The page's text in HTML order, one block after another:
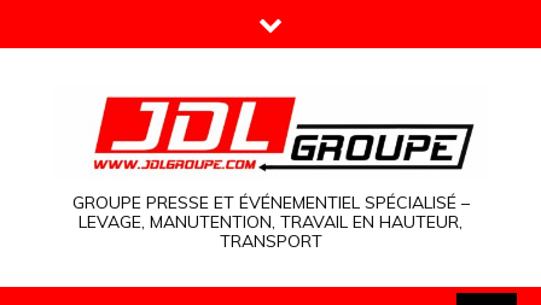
to
GROUPE PRESSE ET ÉVÉNEMENTIEL SPÉCIALISÉ –
LEVAGE, MANUTENTION, TRAVAIL EN HAUTEUR,
TRANSPORT